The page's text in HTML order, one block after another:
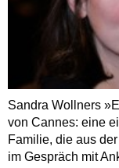
Sandra Wollners
von Cannes: eine
Familie, die aus
im Gespräch mit